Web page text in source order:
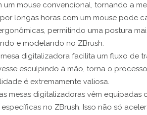
mouse convencional, tornando a
longas horas com um mouse pode
permitindo uma postura
e modelando no ZBrush.
digitalizadora facilita um fluxo de
esculpindo à mão, torna o
é extremamente valiosa.
mesas digitalizadoras vêm
no ZBrush. Isso não só